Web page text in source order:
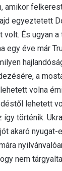
amikor
egyeztetett
volt. És ugyan
egy éve már
a
volna
lehetett
így történik.
akaró nyugat-
nem